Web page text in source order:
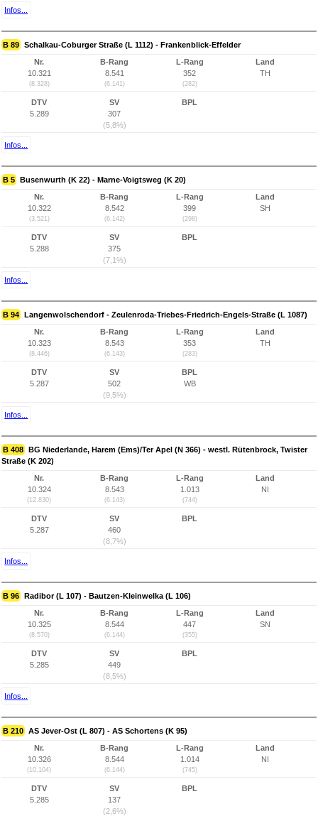
Infos...
B 89 Schalkau-Coburger Straße (L 1112) - Frankenblick-Effelder
Nr.
10.321
(8.328)
B-Rang
8.541
(6.141)
L-Rang
352
(282)
Land
TH
DTV
5.289
SV
307
(5,8%)
BPL
Infos...
B 5 Busenwurth (K 22) - Marne-Voigtsweg (K 20)
Nr.
10.322
(3.521)
B-Rang
8.542
(6.142)
L-Rang
399
(298)
Land
SH
DTV
5.288
SV
375
(7,1%)
BPL
Infos...
B 94 Langenwolschendorf - Zeulenroda-Triebes-Friedrich-Engels-Straße (L 1087)
Nr.
10.323
(8.446)
B-Rang
8.543
(6.143)
L-Rang
353
(283)
Land
TH
DTV
5.287
SV
502
(9,5%)
BPL
WB
Infos...
B 408 BG Niederlande, Harem (Ems)/Ter Apel (N 366) - westl. Rütenbrock, Twister
Straße (K 202)
Nr.
10.324
(12.830)
B-Rang
8.543
(6.143)
L-Rang
1.013
(744)
Land
NI
DTV
5.287
SV
460
(8,7%)
BPL
Infos...
B 96 Radibor (L 107) - Bautzen-Kleinwelka (L 106)
Nr.
10.325
(8.570)
B-Rang
8.544
(6.144)
L-Rang
447
(355)
Land
SN
DTV
5.285
SV
449
(8,5%)
BPL
Infos...
B 210 AS Jever-Ost (L 807) - AS Schortens (K 95)
Nr.
10.326
(10.104)
B-Rang
8.544
(6.144)
L-Rang
1.014
(745)
Land
NI
DTV
5.285
SV
137
(2,6%)
BPL